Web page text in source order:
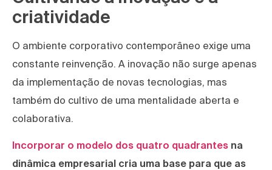
criatividade
O ambiente corporativo contemporâneo exige uma
constante reinvenção. A inovação não surge apenas
da implementação de novas tecnologias, mas
também do cultivo de uma mentalidade aberta e
colaborativa.
Incorporar o modelo dos quatro quadrantes na
dinâmica empresarial cria uma base para que as